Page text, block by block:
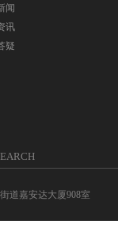
闻
讯
疑
道嘉安达大厦908室